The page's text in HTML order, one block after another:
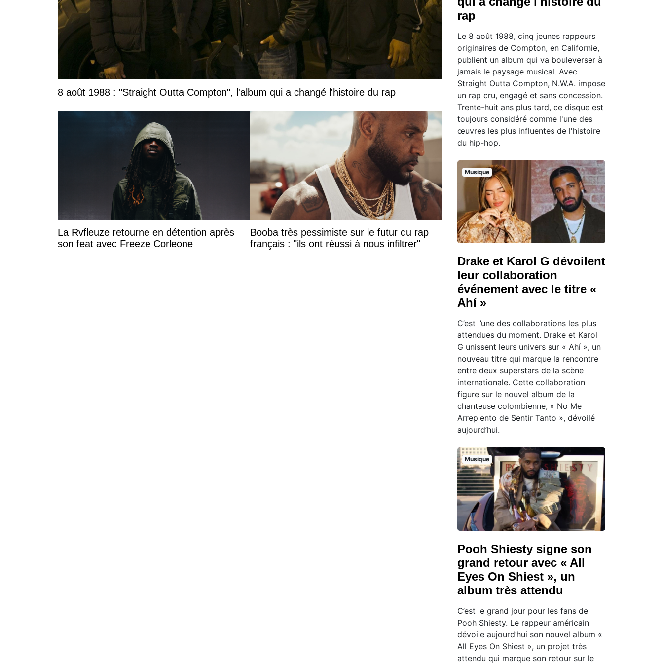
8 août 1988 : "Straight Outta Compton", l'album qui a changé l'histoire du rap
La Rvfleuze retourne en détention après
son feat avec Freeze Corleone
Booba très pessimiste sur le futur du rap
français : "ils ont réussi à nous infiltrer"
rap
Le 8 août 1988, cinq jeunes rappeurs
originaires de Compton, en Californie,
publient un album qui va bouleverser à
jamais le paysage musical. Avec
Straight Outta Compton, N.W.A. impose
un rap cru, engagé et sans concession.
Trente-huit ans plus tard, ce disque est
toujours considéré comme l'une des
œuvres les plus influentes de l'histoire
du hip-hop.
Musique
Drake et Karol G dévoilent
leur collaboration
événement avec le titre «
Ahí »
C’est l’une des collaborations les plus
attendues du moment. Drake et Karol
G unissent leurs univers sur « Ahí », un
nouveau titre qui marque la rencontre
entre deux superstars de la scène
internationale. Cette collaboration
figure sur le nouvel album de la
chanteuse colombienne, « No Me
Arrepiento de Sentir Tanto », dévoilé
aujourd’hui.
Musique
Pooh Shiesty signe son
grand retour avec « All
Eyes On Shiest », un
album très attendu
C’est le grand jour pour les fans de
Pooh Shiesty. Le rappeur américain
dévoile aujourd’hui son nouvel album «
All Eyes On Shiest », un projet très
attendu qui marque son retour sur le